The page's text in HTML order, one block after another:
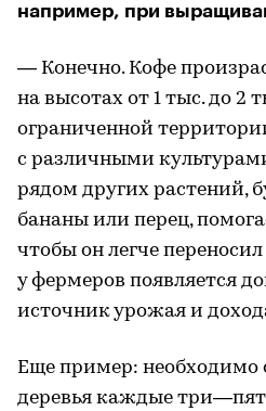
например, при
— Конечно. Кофе
на высотах от 1 тыс. до 2
ограниченной
с различными
рядом других растений,
бананы или перец,
чтобы он легче переносил
у фермеров появляется
источник урожая и
Еще пример: необходимо
деревья каждые